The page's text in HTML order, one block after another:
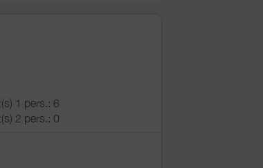
1 pers.: 6
2 pers.: 0